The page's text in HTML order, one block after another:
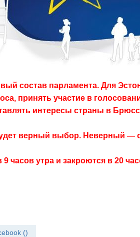
состав парламента. Для
принять участие в
интересы страны в
верный выбор. Неверный —
часов утра и закроются в 20
()